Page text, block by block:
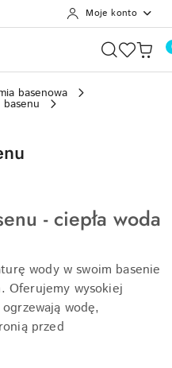
Moje konto
basenowa
- ciepła woda
wody w swoim basenie
Oferujemy wysokiej
wodę,
przed